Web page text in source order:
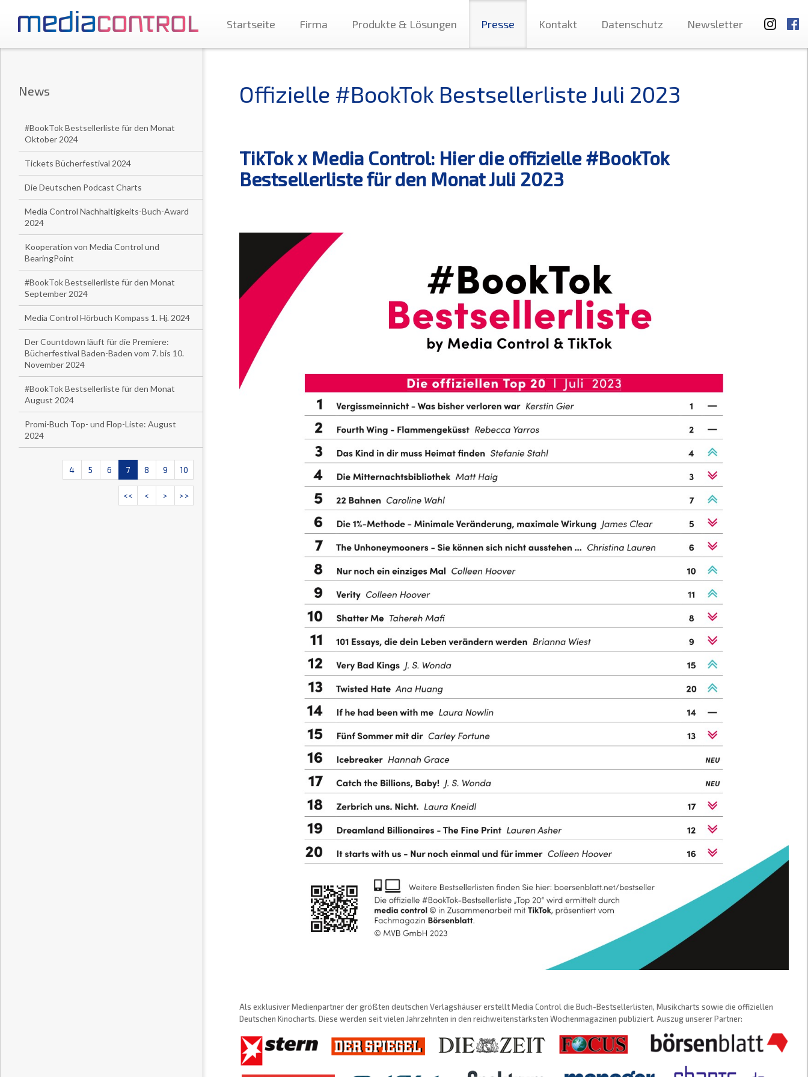
Startseite Firma Produkte & Lösungen Presse Kontakt Datenschutz Newsletter
News
#BookTok Bestsellerliste für den Monat
Oktober 2024
Tickets Bücherfestival 2024
Die Deutschen Podcast Charts
Media Control Nachhaltigkeits-Buch-Award
2024
Kooperation von Media Control und
BearingPoint
#BookTok Bestsellerliste für den Monat
September 2024
Media Control Hörbuch Kompass 1. Hj. 2024
Der Countdown läuft für die Premiere:
Bücherfestival Baden-Baden vom 7. bis 10.
November 2024
#BookTok Bestsellerliste für den Monat
August 2024
Promi-Buch Top- und Flop-Liste: August
2024
4 5 6 7 8 9 10
<< < > >>
Offizielle #BookTok Bestsellerliste Juli 2023
TikTok x Media Control: Hier die offizielle #BookTok
Bestsellerliste für den Monat Juli 2023
Als exklusiver Medienpartner der größten deutschen Verlagshäuser erstellt Media Control die Buch-Bestsellerlisten, Musikcharts sowie die offiziellen
Deutschen Kinocharts. Diese werden seit vielen Jahrzehnten in den reichweitenstärksten Wochenmagazinen publiziert. Auszug unserer Partner: